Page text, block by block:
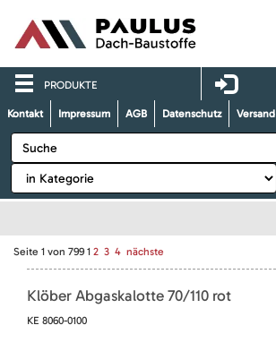
PRODUKTE
Kontakt Impressum AGB Datenschutz Versand
Seite 1 von 799 1 2 3 4 nächste
Klöber Abgaskalotte 70/110 rot
KE 8060-0100